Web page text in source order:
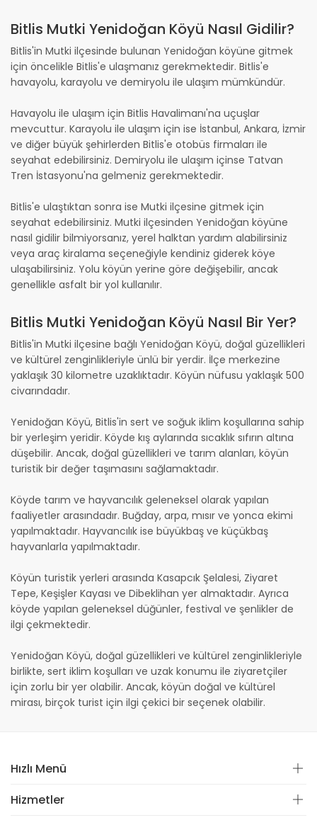
Bitlis Mutki Yenidoğan Köyü Nasıl Gidilir?
Bitlis'in Mutki ilçesinde bulunan Yenidoğan köyüne gitmek
için öncelikle Bitlis'e ulaşmanız gerekmektedir. Bitlis'e
havayolu, karayolu ve demiryolu ile ulaşım mümkündür.
Havayolu ile ulaşım için Bitlis Havalimanı'na uçuşlar
mevcuttur. Karayolu ile ulaşım için ise İstanbul, Ankara, İzmir
ve diğer büyük şehirlerden Bitlis'e otobüs firmaları ile
seyahat edebilirsiniz. Demiryolu ile ulaşım içinse Tatvan
Tren İstasyonu'na gelmeniz gerekmektedir.
Bitlis'e ulaştıktan sonra ise Mutki ilçesine gitmek için
seyahat edebilirsiniz. Mutki ilçesinden Yenidoğan köyüne
nasıl gidilir bilmiyorsanız, yerel halktan yardım alabilirsiniz
veya araç kiralama seçeneğiyle kendiniz giderek köye
ulaşabilirsiniz. Yolu köyün yerine göre değişebilir, ancak
genellikle asfalt bir yol kullanılır.
Bitlis Mutki Yenidoğan Köyü Nasıl Bir Yer?
Bitlis'in Mutki ilçesine bağlı Yenidoğan Köyü, doğal güzellikleri
ve kültürel zenginlikleriyle ünlü bir yerdir. İlçe merkezine
yaklaşık 30 kilometre uzaklıktadır. Köyün nüfusu yaklaşık 500
civarındadır.
Yenidoğan Köyü, Bitlis'in sert ve soğuk iklim koşullarına sahip
bir yerleşim yeridir. Köyde kış aylarında sıcaklık sıfırın altına
düşebilir. Ancak, doğal güzellikleri ve tarım alanları, köyün
turistik bir değer taşımasını sağlamaktadır.
Köyde tarım ve hayvancılık geleneksel olarak yapılan
faaliyetler arasındadır. Buğday, arpa, mısır ve yonca ekimi
yapılmaktadır. Hayvancılık ise büyükbaş ve küçükbaş
hayvanlarla yapılmaktadır.
Köyün turistik yerleri arasında Kasapcık Şelalesi, Ziyaret
Tepe, Keşişler Kayası ve Dibeklihan yer almaktadır. Ayrıca
köyde yapılan geleneksel düğünler, festival ve şenlikler de
ilgi çekmektedir.
Yenidoğan Köyü, doğal güzellikleri ve kültürel zenginlikleriyle
birlikte, sert iklim koşulları ve uzak konumu ile ziyaretçiler
için zorlu bir yer olabilir. Ancak, köyün doğal ve kültürel
mirası, birçok turist için ilgi çekici bir seçenek olabilir.
Hızlı Menü
Hizmetler